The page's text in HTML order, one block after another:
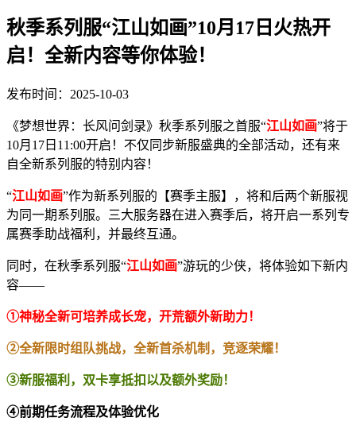
秋季系列服“江山如画”10月17日火热开
启！全新内容等你体验！
发布时间：2025-10-03
《梦想世界：长风问剑录》秋季系列服之首服“江山如画”将于
10月17日11:00开启！不仅同步新服盛典的全部活动，还有来
自全新系列服的特别内容！
“江山如画”作为新系列服的【赛季主服】，将和后两个新服视
为同一期系列服。三大服务器在进入赛季后，将开启一系列专
属赛季助战福利，并最终互通。
同时，在秋季系列服“江山如画”游玩的少侠，将体验如下新内
容——
①神秘全新可培养成长宠，开荒额外新助力！
②全新限时组队挑战，全新首杀机制，竞逐荣耀！
③新服福利，双卡享抵扣以及额外奖励！
④前期任务流程及体验优化